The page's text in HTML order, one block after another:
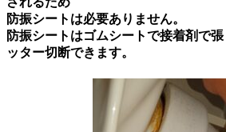
防振シートは必要ありません。
防振シートはゴムシートで接着剤で
ッター切断できます。